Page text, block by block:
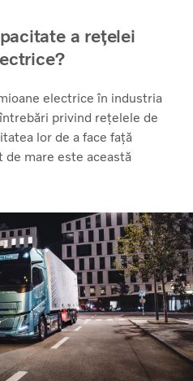
a rețelei
electrice în industria
privind rețelele de
lor de a face față
mare este această